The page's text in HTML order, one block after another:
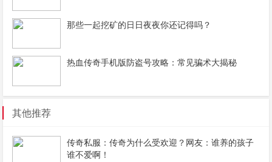
那些一起挖矿的日日夜夜你还记得吗？
热血传奇手机版防盗号攻略：常见骗术大揭秘
其他推荐
传奇私服：传奇为什么受欢迎？网友：谁养的孩子
谁不爱啊！